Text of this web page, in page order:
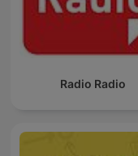
Radio Radio